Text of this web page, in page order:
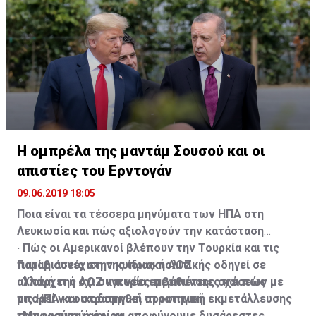
κάνει δωρεάν στο ΓεΣΥ είτε να πάει στον ιδιώτη και να
πληρώσει μόνο τη διαφορά, δηλαδή τα 50 ευρώ»,
εξήγησε.
Η ομπρέλα της μαντάμ Σουσού και οι
απιστίες του Ερντογάν
09.06.2019 18:05
Ποια είναι τα τέσσερα μηνύματα των ΗΠΑ στη
Λευκωσία και πώς αξιολογούν την κατάσταση
Γιατί η συνέχιση της ίδιας πολιτικής οδηγεί σε
αλλαγή της ΑΟΖ και νέες περιπέτειες και πώς
μπορεί να οικοδομηθεί στρατηγική εκμετάλλευσης
· Πώς οι Αμερικανοί βλέπουν την Τουρκία και τις
παραβιάσεις στην κυπριακή ΑΟΖ
· Υπάρχει ή όχι συγκυρία εμβάθυνσης σχέσεων με
τις ΗΠΑ και στρατηγική προοπτική